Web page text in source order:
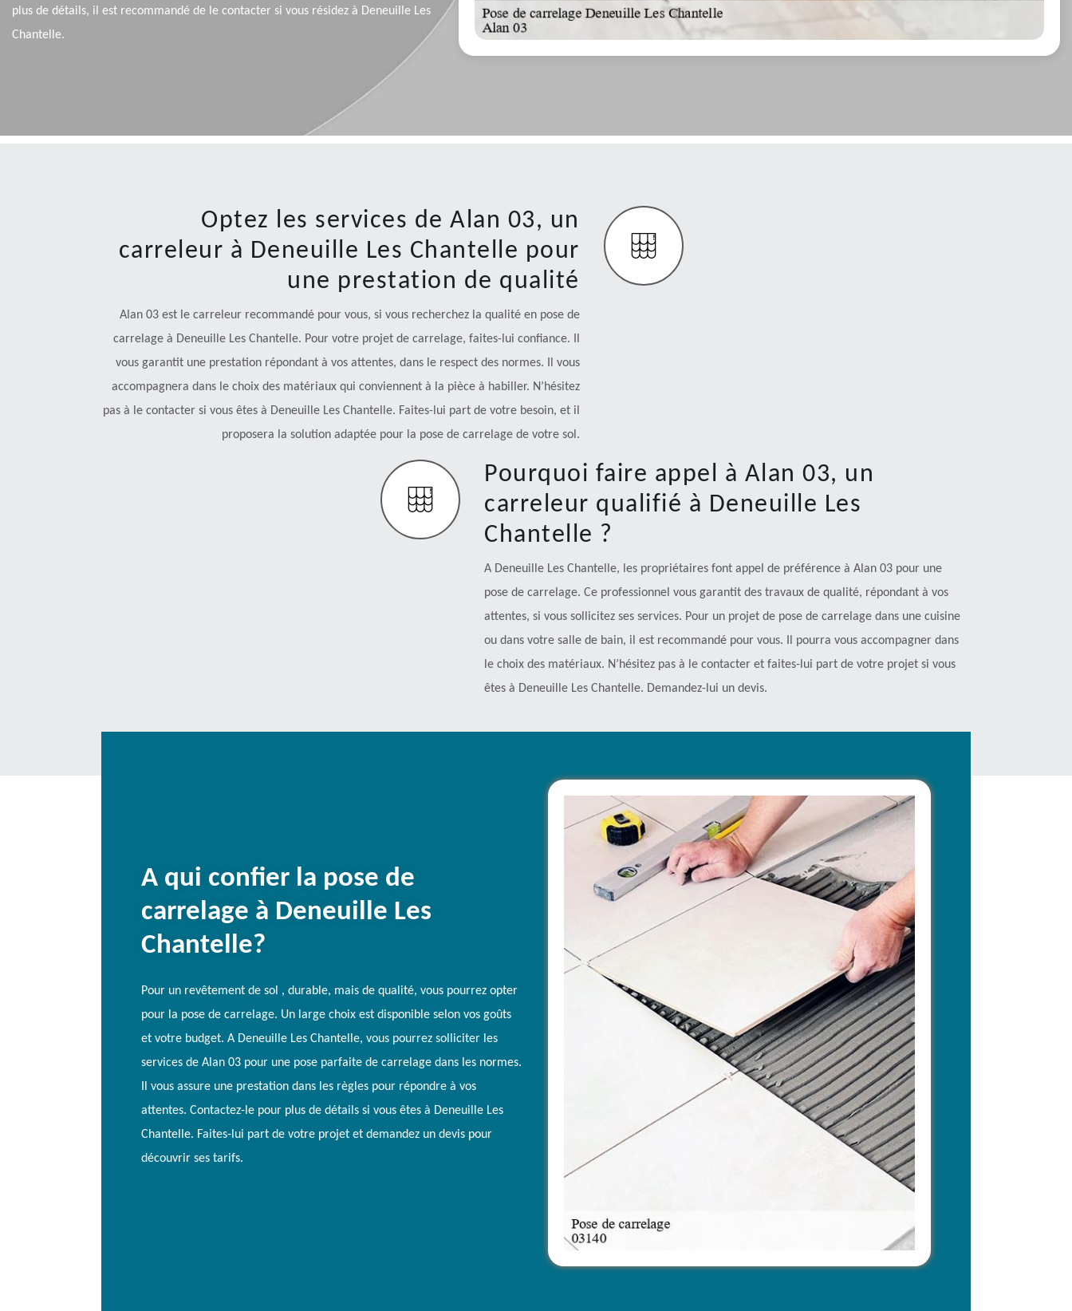
plus de détails, il est recommandé de le contacter si vous résidez à Deneuille Les
Chantelle.
Optez les services de Alan 03, un
carreleur à Deneuille Les Chantelle pour
une prestation de qualité
Alan 03 est le carreleur recommandé pour vous, si vous recherchez la qualité en pose de
carrelage à Deneuille Les Chantelle. Pour votre projet de carrelage, faites-lui confiance. Il
vous garantit une prestation répondant à vos attentes, dans le respect des normes. Il vous
accompagnera dans le choix des matériaux qui conviennent à la pièce à habiller. N’hésitez
pas à le contacter si vous êtes à Deneuille Les Chantelle. Faites-lui part de votre besoin, et il
proposera la solution adaptée pour la pose de carrelage de votre sol.
Pourquoi faire appel à Alan 03, un
carreleur qualifié à Deneuille Les
Chantelle ?
A Deneuille Les Chantelle, les propriétaires font appel de préférence à Alan 03 pour une
pose de carrelage. Ce professionnel vous garantit des travaux de qualité, répondant à vos
attentes, si vous sollicitez ses services. Pour un projet de pose de carrelage dans une cuisine
ou dans votre salle de bain, il est recommandé pour vous. Il pourra vous accompagner dans
le choix des matériaux. N’hésitez pas à le contacter et faites-lui part de votre projet si vous
êtes à Deneuille Les Chantelle. Demandez-lui un devis.
A qui confier la pose de
carrelage à Deneuille Les
Chantelle?
Pour un revêtement de sol , durable, mais de qualité, vous pourrez opter
pour la pose de carrelage. Un large choix est disponible selon vos goûts
et votre budget. A Deneuille Les Chantelle, vous pourrez solliciter les
services de Alan 03 pour une pose parfaite de carrelage dans les normes.
Il vous assure une prestation dans les règles pour répondre à vos
attentes. Contactez-le pour plus de détails si vous êtes à Deneuille Les
Chantelle. Faites-lui part de votre projet et demandez un devis pour
découvrir ses tarifs.